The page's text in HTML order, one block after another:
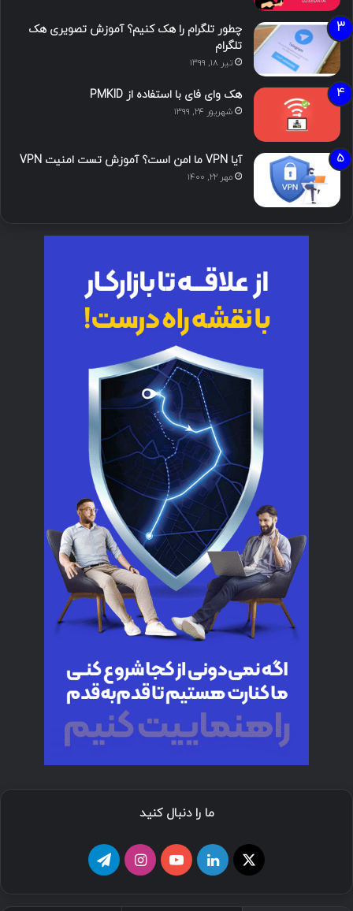
چطور تلگرام را هک کنیم؟ آموزش تصویری هک
تلگرام
تیر ۱۸, ۱۳۹۹
هک وای فای با استفاده از PMKID
شهریور ۲۴, ۱۳۹۹
آیا VPN ما امن است؟ آموزش تست امنیت VPN
مهر ۲۲, ۱۴۰۰
ما را دنبال کنید